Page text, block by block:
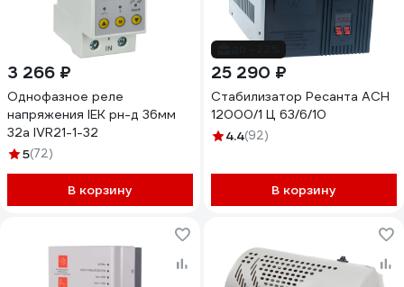
3 266 ₽
Однофазное реле
напряжения IEK рн-д 36мм
32а IVR21-1-32
5(72)
В корзину
25 290 ₽
Стабилизатор Ресанта АСН
12000/1 Ц 63/6/10
4.4(92)
В корзину